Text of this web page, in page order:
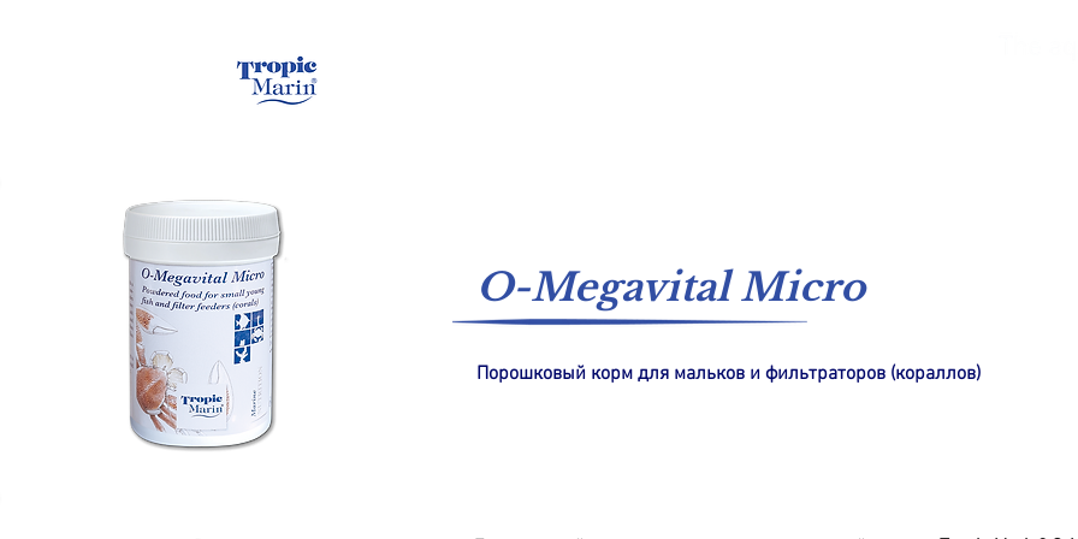
O-Megavital Micro
Порошковый корм для мальков и фильтраторов (кораллов)